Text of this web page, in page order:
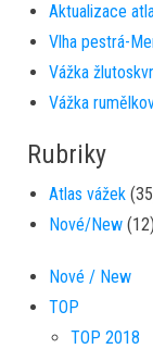
Aktualizace
Vlha pestrá-
Vážka
Vážka
Rubriky
Atlas vážek
Nové/New (12)
Nové / New
TOP
TOP 2018